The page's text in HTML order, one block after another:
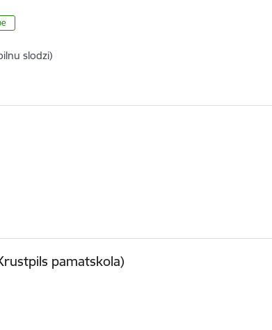
slodzi)
pamatskola)